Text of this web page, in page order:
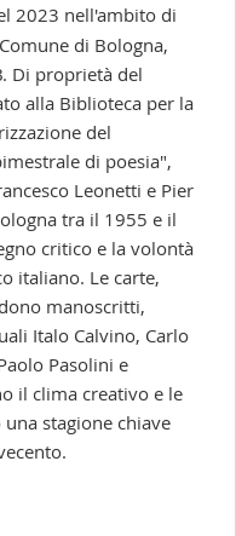
2023 nell'ambito di
di Bologna,
Di proprietà del
alla Biblioteca per la
del
di poesia",
Leonetti e Pier
tra il 1955 e il
critico e la volontà
italiano. Le carte,
manoscritti,
Italo Calvino, Carlo
Pasolini e
il clima creativo e le
stagione chiave